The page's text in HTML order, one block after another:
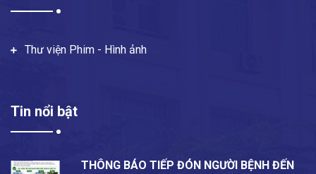
Thư viện Phim - Hình ảnh
Tin nổi bật
THÔNG BÁO TIẾP ĐÓN NGƯỜI BỆNH ĐẾN